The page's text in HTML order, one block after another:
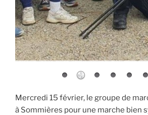
Mercredi 15 février, le groupe de
à Sommières pour une marche bien